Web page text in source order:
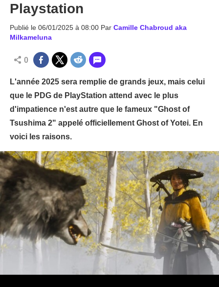
Playstation
Publié le 06/01/2025 à 08:00 Par Camille Chabroud aka
Milkameluna
0
L'année 2025 sera remplie de grands jeux, mais celui
que le PDG de PlayStation attend avec le plus
d'impatience n'est autre que le fameux "Ghost of
Tsushima 2" appelé officiellement Ghost of Yotei. En
voici les raisons.